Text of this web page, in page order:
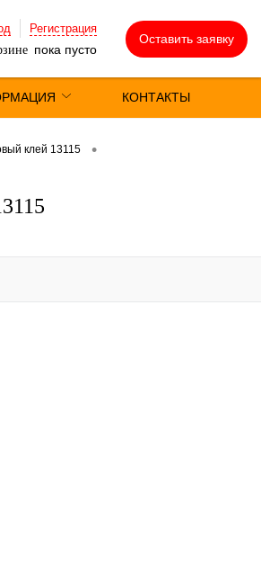
Регистрация
пока пусто
Оставить заявку
КОНТАКТЫ
клей 13115 •